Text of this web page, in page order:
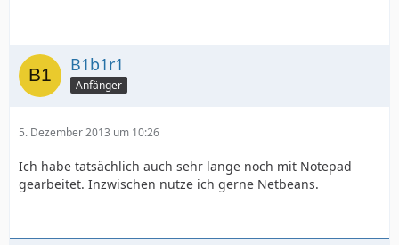
B1b1r1
Anfänger
5. Dezember 2013 um 10:26
Ich habe tatsächlich auch sehr lange noch mit Notepad
gearbeitet. Inzwischen nutze ich gerne Netbeans.